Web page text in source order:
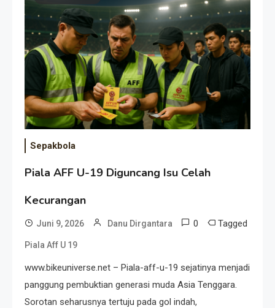
Event Besar
Sepakbola
Piala AFF U-19 Diguncang Isu Celah
Kecurangan
Juni 9, 2026 Danu Dirgantara 0 Tagged
Piala Aff U 19
www.bikeuniverse.net – Piala-aff-u-19 sejatinya menjadi
panggung pembuktian generasi muda Asia Tenggara.
Sorotan seharusnya tertuju pada gol indah,